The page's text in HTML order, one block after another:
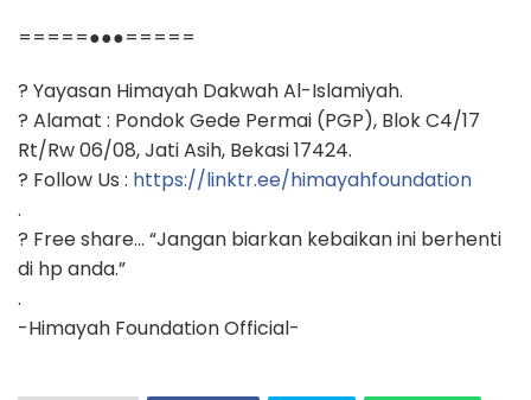
=====●●●=====
? Yayasan Himayah Dakwah Al-Islamiyah.
? Alamat : Pondok Gede Permai (PGP), Blok C4/17
Rt/Rw 06/08, Jati Asih, Bekasi 17424.
? Follow Us : https://linktr.ee/himayahfoundation
.
? Free share… “Jangan biarkan kebaikan ini berhenti
di hp anda.”
.
-Himayah Foundation Official-